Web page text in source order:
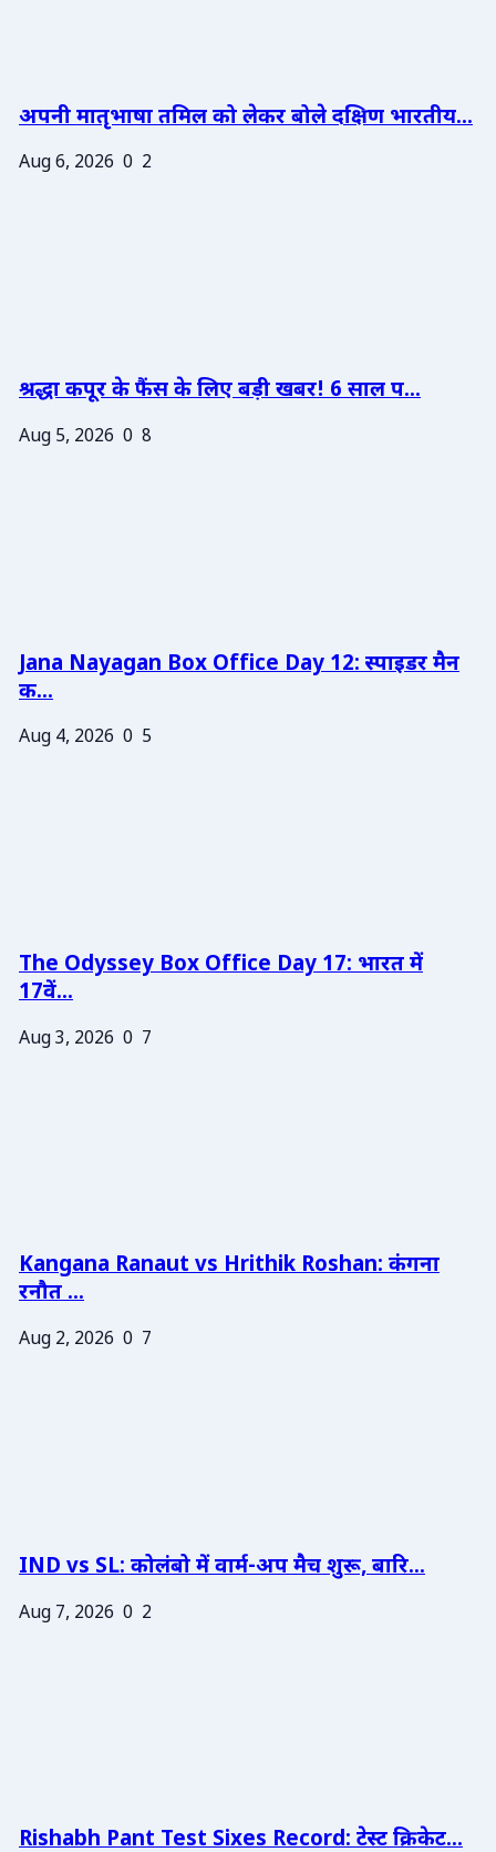
अपनी मातृभाषा तमिल को लेकर बोले दक्षिण भारतीय...
Aug 6, 2026 0 2
श्रद्धा कपूर के फैंस के लिए बड़ी खबर! 6 साल प...
Aug 5, 2026 0 8
Jana Nayagan Box Office Day 12: स्पाइडर मैन
क...
Aug 4, 2026 0 5
The Odyssey Box Office Day 17: भारत में
17वें...
Aug 3, 2026 0 7
Kangana Ranaut vs Hrithik Roshan: कंगना
रनौत ...
Aug 2, 2026 0 7
IND vs SL: कोलंबो में वार्म-अप मैच शुरू, बारि...
Aug 7, 2026 0 2
Rishabh Pant Test Sixes Record: टेस्ट क्रिकेट...